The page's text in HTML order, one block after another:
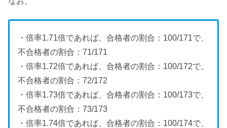
・倍率1.71倍であれば、合格者の割合：100/171で、
不合格者の割合：71/171
・倍率1.72倍であれば、合格者の割合：100/172で、
不合格者の割合：72/172
・倍率1.73倍であれば、合格者の割合：100/173で、
不合格者の割合：73/173
・倍率1.74倍であれば、合格者の割合：100/174で、